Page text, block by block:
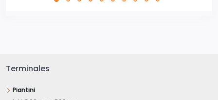
Terminales
Piantini